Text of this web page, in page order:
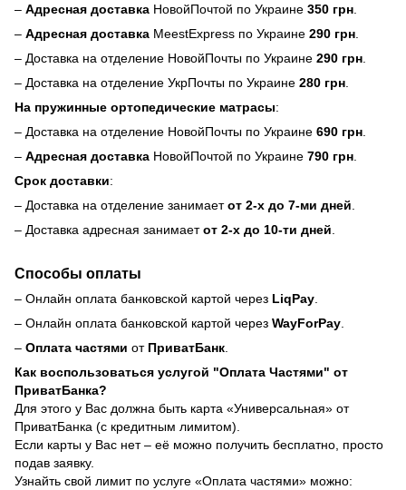
– Адресная доставка НовойПочтой по Украине 350 грн
– Адресная доставка MeestExpress по Украине 290 грн
– Доставка на отделение НовойПочты по Украине 290 грн
– Доставка на отделение УкрПочты по Украине 280 грн
На пружинные ортопедические матрасы:
– Доставка на отделение НовойПочты по Украине 690 грн
– Адресная доставка НовойПочтой по Украине 790 грн
Срок доставки:
– Доставка на отделение занимаетот 2-х до 7-ми дней
– Доставка адресная занимаетот 2-х до 10-ти дней
Способы оплаты
– Онлайн оплата банковской картой через LiqPay
– Онлайн оплата банковской картой через WayForPay
– Оплата частями от ПриватБанк
Как воспользоваться услугой "Оплата Частями" от
ПриватБанка?
Для этого у Вас должна быть карта «Универсальная» от
ПриватБанка (с кредитным лимитом).
Если карты у Вас нет – её можно получить бесплатно, просто
подав заявку.
Узнайть свой лимит по услуге «Оплата частями» можно: